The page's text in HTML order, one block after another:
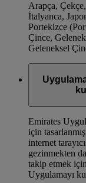
Arapça,
İtalyanca,
Portekizce
Çince,
Geleneksel
Emirates
için
internet
gezinmekten
takip etmek
Uygulamayı